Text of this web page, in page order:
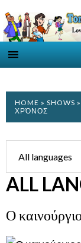
HOME » SHOWS
ΧΡΌΝΟΣ
ALL
Ο